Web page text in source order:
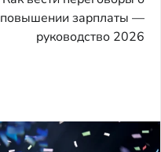
повышении зарплаты —
руководство 2026